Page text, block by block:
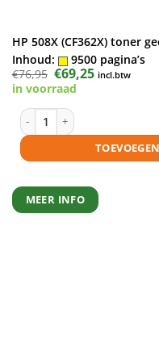
HP 508X (CF362X) toner
Inhoud:
9500 pagina’s
€76,95 Oorspronkelijke
prijs
was:
€69,25Huidige
prijs
incl.btw
in voorraad
HP 508X (CF362X) toner geel
MEER INFO